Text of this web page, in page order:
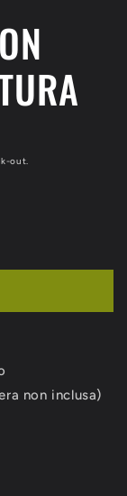
out.
non inclusa)